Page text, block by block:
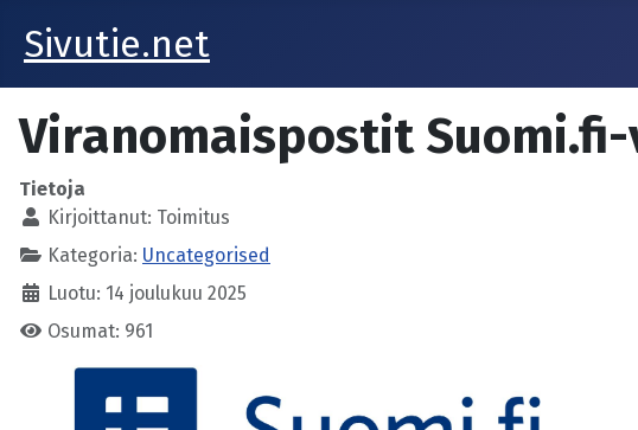
Sivutie.net
Viranomaispostit
Tietoja
Kirjoittanut: Toimitus
Kategoria: Uncategorised
Luotu: 14 joulukuu 2025
Osumat: 961